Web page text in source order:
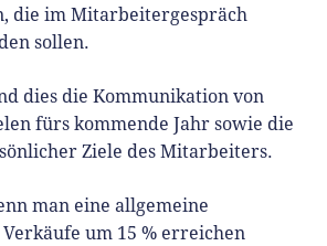
die im Mitarbeitergespräch
sollen.
dies die Kommunikation von
fürs kommende Jahr sowie die
Ziele des Mitarbeiters.
man eine allgemeine
um 15 % erreichen